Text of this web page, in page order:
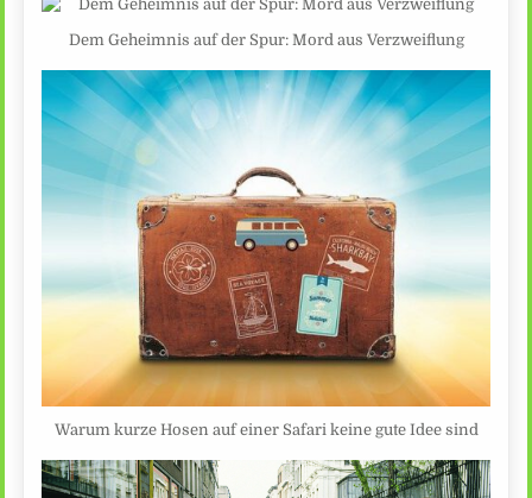
Dem Geheimnis auf der Spur: Mord aus Verzweiflung
Warum kurze Hosen auf einer Safari keine gute Idee sind